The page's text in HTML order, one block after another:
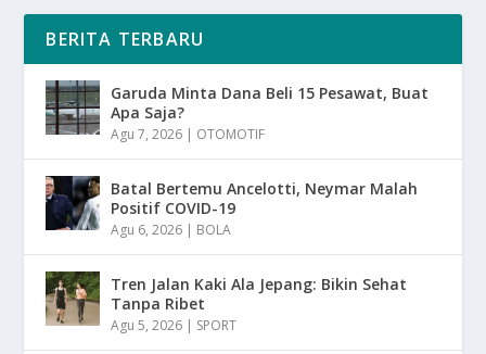
BERITA TERBARU
Garuda Minta Dana Beli 15 Pesawat, Buat
Apa Saja?
Agu 7, 2026 | OTOMOTIF
Batal Bertemu Ancelotti, Neymar Malah
Positif COVID-19
Agu 6, 2026 | BOLA
Tren Jalan Kaki Ala Jepang: Bikin Sehat
Tanpa Ribet
Agu 5, 2026 | SPORT